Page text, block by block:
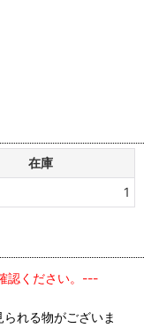
在庫
1
認ください。---
れる物がございま